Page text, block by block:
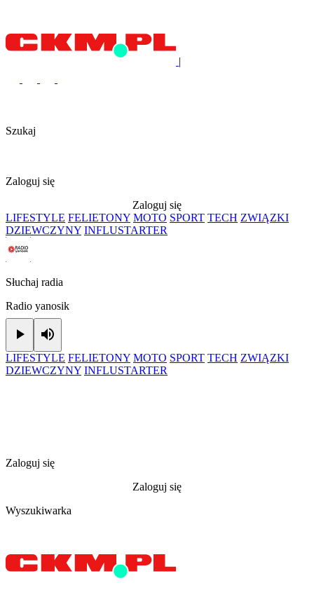
|
Szukaj
Zaloguj się
Zaloguj się
LIFESTYLE FELIETONY MOTO SPORT TECH ZWIĄZKI
DZIEWCZYNY INFLUSTARTER
Słuchaj radia
Radio yanosik
Play
LIFESTYLE FELIETONY MOTO SPORT TECH ZWIĄZKI
DZIEWCZYNY INFLUSTARTER
Zaloguj się
Zaloguj się
Wyszukiwarka